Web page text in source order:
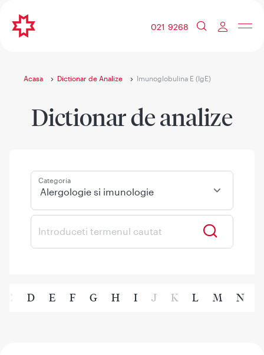
021 9268
Acasa Dictionar de Analize Imunoglobulina E (IgE)
Dictionar de analize
Categoria
Alergologie si imunologie
C D E F G H I J K L M N